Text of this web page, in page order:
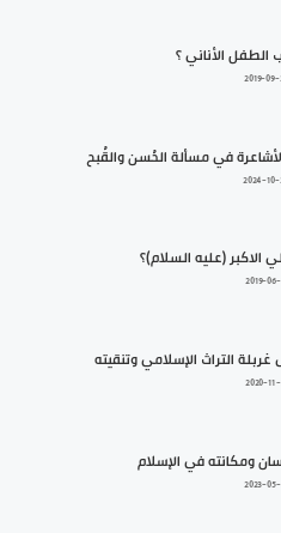
الأناني ؟
2019-
في مسألة الحُسن والقُبح
2024-
(عليه السلام)؟
2019-
غربلة التراث الإسلامي وتنقيته
2020-
ومكانته في الإسلام
2023-